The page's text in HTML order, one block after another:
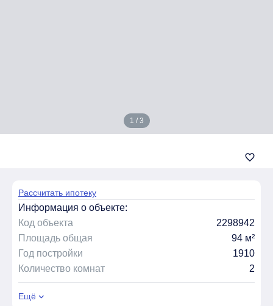
1 / 3
favorite_border
Рассчитать ипотеку
Информация о объекте:
Код объекта
2298942
Площадь общая
94 м²
Год постройки
1910
Количество комнат
2
Ещё